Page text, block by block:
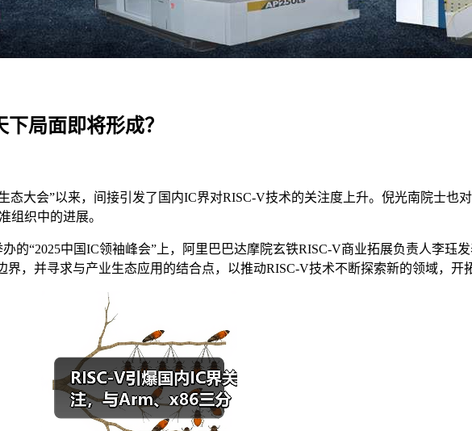
局面即将形成？
态大会”以来，间接引发了国内IC界对RISC-V技术的关注度上升。倪光南院士也
组织中的进展。
的“2025中国IC领袖峰会”上，阿里巴巴达摩院玄铁RISC-V商业拓展负责人李珏
，并寻求与产业生态应用的结合点，以推动RISC-V技术不断探索新的领域，开